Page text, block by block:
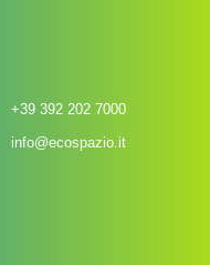
+39 392 202 7000
info@ecospazio.it